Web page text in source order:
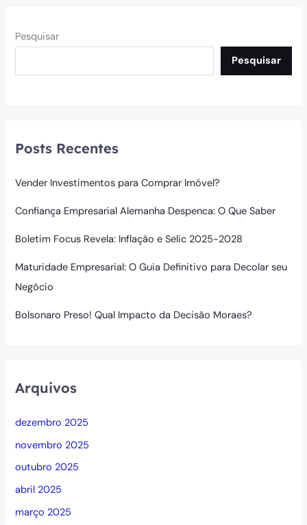
Pesquisar
Pesquisar
Posts Recentes
Vender Investimentos para Comprar Imóvel?
Confiança Empresarial Alemanha Despenca: O Que Saber
Boletim Focus Revela: Inflação e Selic 2025-2028
Maturidade Empresarial: O Guia Definitivo para Decolar seu
Negócio
Bolsonaro Preso! Qual Impacto da Decisão Moraes?
Arquivos
dezembro 2025
novembro 2025
outubro 2025
abril 2025
março 2025